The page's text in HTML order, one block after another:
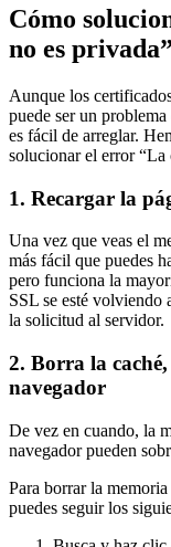
Cómo
no es
Aunque los
puede ser un
es fácil de arreglar.
solucionar el error
1. Recargar la
Una vez que veas el
más fácil que puedes
pero funciona la
SSL se esté volviendo
la solicitud al servidor.
2. Borra la
navegador
De vez en cuando, la
navegador pueden
Para borrar la
puedes seguir los